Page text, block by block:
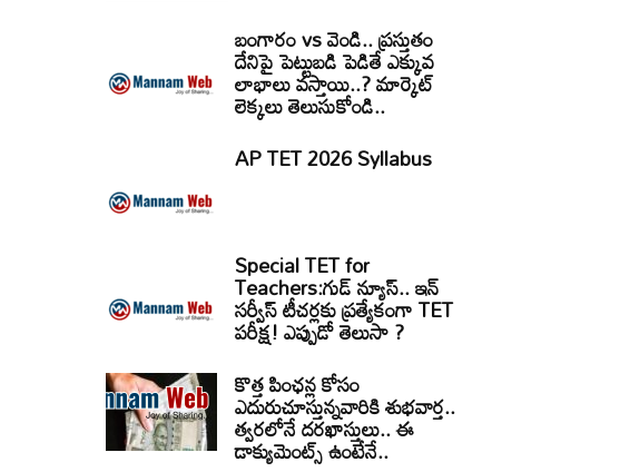
బంగారం vs వెండి.. ప్రస్తుతం
దేనిపై పెట్టుబడి పెడితే ఎక్కువ
లాభాలు వస్తాయి..? మార్కెట్
లెక్కలు తెలుసుకోండి..
AP TET 2026 Syllabus
Special TET for
Teachers:గుడ్ న్యూస్.. ఇన్
సర్వీస్ టీచర్లకు ప్రత్యేకంగా TET
పరీక్ష! ఎప్పుడో తెలుసా ?
కొత్త పింఛన్ల కోసం
ఎదురుచూస్తున్నవారికి శుభవార్త..
త్వరలోనే దరఖాస్తులు.. ఈ
డాక్యుమెంట్స్ ఉంటేనే..